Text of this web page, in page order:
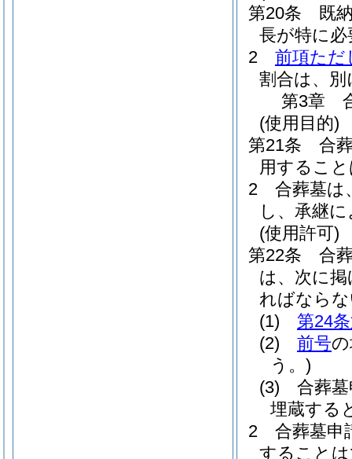
第20条
既
長が特に
2
前項ただ
割合は、
第3章
(使用目的)
第21条
合
用するこ
2
合葬墓は
し、承継
(使用許可)
第22条
合
は、次に
ればなら
(1)
第24
(2)
前号
う。)
(3)
合葬
埋蔵する
2
合葬墓申
すること